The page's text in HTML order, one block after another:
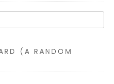
(A RANDOM